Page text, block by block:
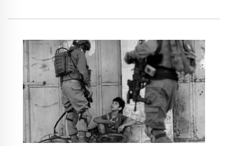
التي ستنتجها القمة الأميركية الإسرائيلية في
الساعات المقبلة.